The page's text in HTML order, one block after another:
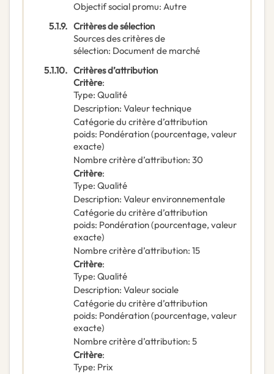
Objectif social promu: Autre
5.1.9. Critères de sélection
Sources des critères de
sélection: Document de marché
5.1.10. Critères d’attribution
Critère:
Type: Qualité
Description: Valeur technique
Catégorie du critère d’attribution
poids: Pondération (pourcentage, valeur
exacte)
Nombre critère d’attribution: 30
Critère:
Type: Qualité
Description: Valeur environnementale
Catégorie du critère d’attribution
poids: Pondération (pourcentage, valeur
exacte)
Nombre critère d’attribution: 15
Critère:
Type: Qualité
Description: Valeur sociale
Catégorie du critère d’attribution
poids: Pondération (pourcentage, valeur
exacte)
Nombre critère d’attribution: 5
Critère:
Type: Prix